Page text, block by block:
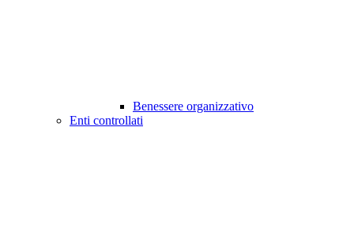
Benessere organizzativo
Enti controllati